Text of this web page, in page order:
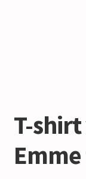
T-shirt